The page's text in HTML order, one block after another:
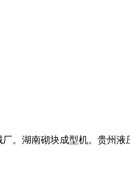
。湖南砌块成型机。贵州液